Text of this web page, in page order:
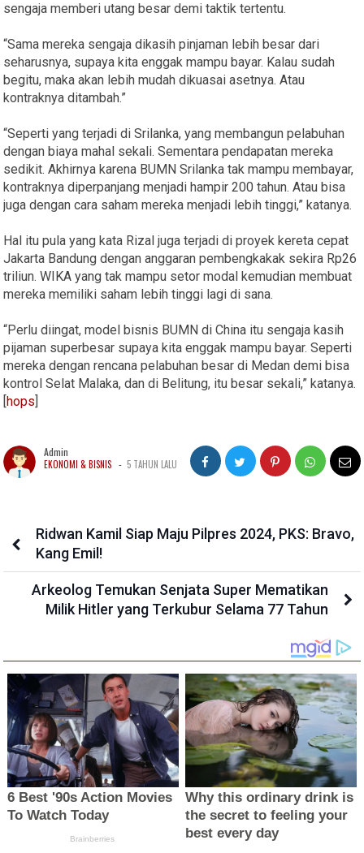
sengaja memberi utang besar demi taktik tertentu.
“Sama mereka sengaja dikasih pinjaman lebih besar dari
seharusnya, supaya kita enggak mampu bayar. Kalau sudah
begitu, maka akan lebih mudah dikuasai asetnya. Atau
kontraknya ditambah.”
“Seperti yang terjadi di Srilanka, yang membangun pelabuhan
dengan biaya mahal sekali. Sementara pendapatan mereka
sedikit. Akhirnya karena BUMN Srilanka tak mampu membayar,
kontraknya diperpanjang menjadi hampir 200 tahun. Atau bisa
juga dengan cara saham mereka menjadi lebih tinggi,” katanya.
Hal itu pula yang kata Rizal juga terjadi di proyek kereta cepat
Jakarta Bandung dengan anggaran pembengkakak sekira Rp26
triliun. WIKA yang tak mampu setor modal kemudian membuat
mereka memiliki saham lebih tinggi lagi di sana.
“Perlu diingat, model bisnis BUMN di China itu sengaja kasih
pijaman superbesar supaya kita enggak mampu bayar. Seperti
mereka dengan rencana pelabuhan besar di Medan demi bisa
kontrol Selat Malaka, dan di Belitung, itu besar sekali,” katanya.
hops
Admin
EKONOMI & BISNIS - 5 TAHUN LALU
Ridwan Kamil Siap Maju Pilpres 2024, PKS: Bravo,
Kang Emil!
Arkeolog Temukan Senjata Super Mematikan
Milik Hitler yang Terkubur Selama 77 Tahun